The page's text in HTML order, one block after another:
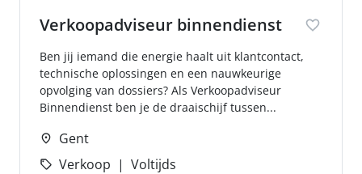
Verkoopadviseur binnendienst
Ben jij iemand die energie haalt uit klantcontact,
technische oplossingen en een nauwkeurige
opvolging van dossiers? Als Verkoopadviseur
Binnendienst ben je de draaischijf tussen...
Gent
Verkoop
Voltijds